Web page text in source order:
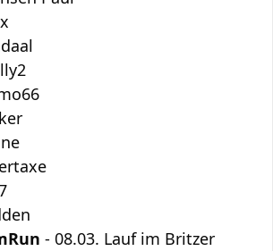
- 08.03. Lauf im Britzer